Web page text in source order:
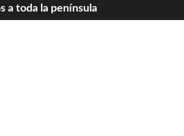
a toda la península